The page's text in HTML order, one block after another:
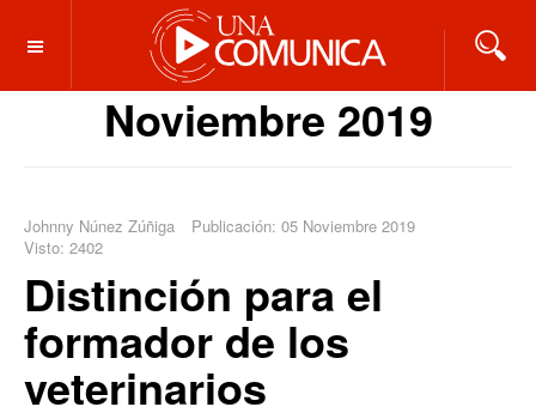
OFF CANVAS
Noviembre 2019
Johnny Núnez Zúñiga
Publicación: 05 Noviembre 2019
Visto: 2402
Distinción para el
formador de los
veterinarios